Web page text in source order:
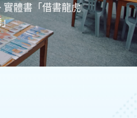
實體書「借書龍虎